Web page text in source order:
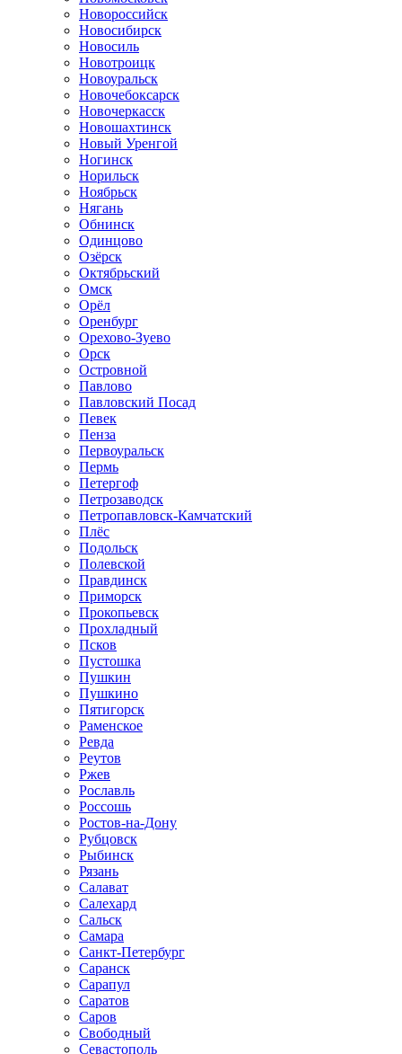
Новороссийск
Новосибирск
Новосиль
Новотроицк
Новоуральск
Новочебоксарск
Новочеркасск
Новошахтинск
Новый Уренгой
Ногинск
Норильск
Ноябрьск
Нягань
Обнинск
Одинцово
Озёрск
Октябрьский
Омск
Орёл
Оренбург
Орехово-Зуево
Орск
Островной
Павлово
Павловский Посад
Певек
Пенза
Первоуральск
Пермь
Петергоф
Петрозаводск
Петропавловск-Камчатский
Плёс
Подольск
Полевской
Правдинск
Приморск
Прокопьевск
Прохладный
Псков
Пустошка
Пушкин
Пушкино
Пятигорск
Раменское
Ревда
Реутов
Ржев
Рославль
Россошь
Ростов-на-Дону
Рубцовск
Рыбинск
Рязань
Салават
Салехард
Сальск
Самара
Санкт-Петербург
Саранск
Сарапул
Саратов
Саров
Свободный
Севастополь